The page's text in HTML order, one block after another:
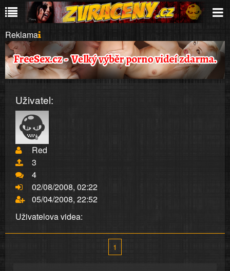
Reklama
Uživatel:
Red
3
4
02/08/2008, 02:22
05/04/2008, 22:52
Uživatelova videa:
1